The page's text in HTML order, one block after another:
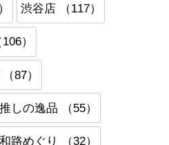
渋谷店 （117）
）
87）
しの逸品 （55）
路めぐり （32）